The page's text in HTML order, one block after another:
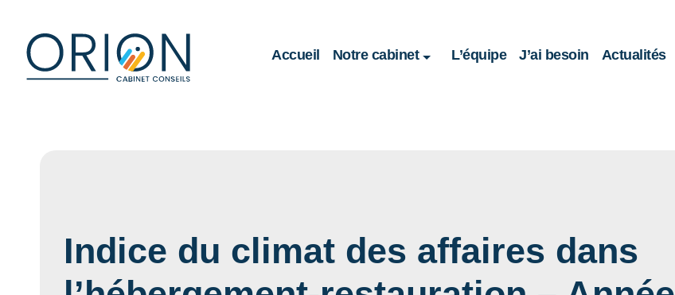
Accueil Notre cabinet L’équipe J’ai besoin Actualités
Indice du climat des affaires dans